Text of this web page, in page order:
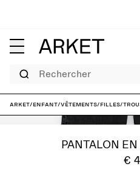
Rechercher
ARKET/Enfant/Vêtements/Filles/
PANTALON
€